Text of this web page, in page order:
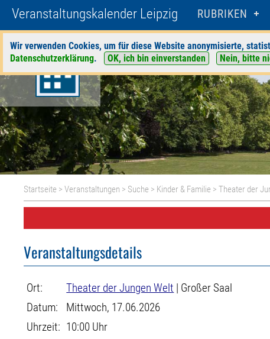
Veranstaltungskalender Leipzig RUBRIKEN
Wir verwenden Cookies, um für diese Website anonymisierte,
Datenschutzerklärung. OK, ich bin einverstanden Nein, bitte
Startseite >Veranstaltungen > Suche > Kinder & Familie >Theater der
Veranstaltungsdetails
Ort: Theater der Jungen Welt | Großer Saal
Datum:
Mittwoch, 17.06.2026
Uhrzeit: 10:00 Uhr